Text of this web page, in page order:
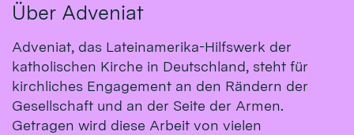
Über Adveniat
Adveniat, das Lateinamerika-Hilfswerk der
katholischen Kirche in Deutschland, steht für
kirchliches Engagement an den Rändern der
Gesellschaft und an der Seite der Armen.
Getragen wird diese Arbeit von vielen